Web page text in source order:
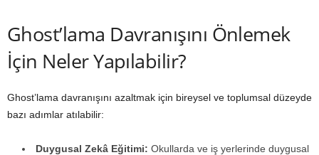
Ghost’lama Davranışını Önlemek
İçin Neler Yapılabilir?
Ghost’lama davranışını azaltmak için bireysel ve toplumsal düzeyde
bazı adımlar atılabilir:
Duygusal Zekâ Eğitimi: Okullarda ve iş yerlerinde duygusal